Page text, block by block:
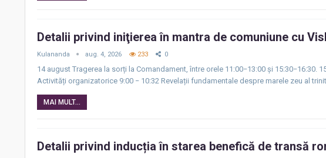
Detalii privind iniţierea în mantra de comuniune cu
Kulananda aug. 4, 2026 233 0
14 august Tragerea la sorți la Comandament, între orele 11:00−13:00 și 15:30−16:30.
Activități organizatorice 9:00 − 10:32 Revelații fundamentale despre marele zeu al
MAI MULT...
Detalii privind inducția în starea benefică de transă